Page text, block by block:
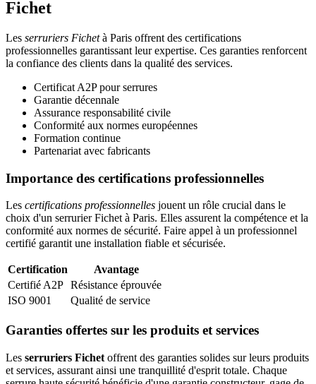
Fichet
Les serruriers Fichetà Paris offrent des certifications
professionnelles garantissant leur expertise. Ces garanties renforcent
la confiance des clients dans la qualité des services.
Certificat A2P pour serrures
Garantie décennale
Assurance responsabilité civile
Conformité aux normes européennes
Formation continue
Partenariat avec fabricants
Importance des certifications professionnelles
Les certifications professionnelles jouent un rôle crucial dans le
choix d'un serrurier Fichet à Paris. Elles assurent la compétence et la
conformité aux normes de sécurité. Faire appel à un professionnel
certifié garantit une installation fiable et sécurisée.
Certification
Avantage
Certifié A2P Résistance éprouvée
ISO 9001
Qualité de service
Garanties offertes sur les produits et services
Les serruriers Fichet offrent des garanties solides sur leurs produits
et services, assurant ainsi une tranquillité d'esprit totale. Chaque